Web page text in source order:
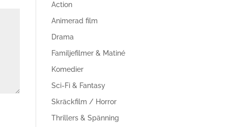
Action
Animerad film
Drama
Familjefilmer & Matiné
Komedier
Sci-Fi & Fantasy
Skräckfilm / Horror
Thrillers & Spänning